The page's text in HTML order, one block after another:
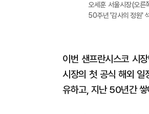
오세훈 서울시장(오
50주년 '감사의 정원'
이번 샌프란시스코 시
시장의 첫 공식 해외 일
유하고, 지난 50년간 쌓